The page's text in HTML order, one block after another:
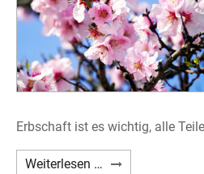
Erbschaft ist es wichtig, alle
Weiterlesen … Abwicklungen